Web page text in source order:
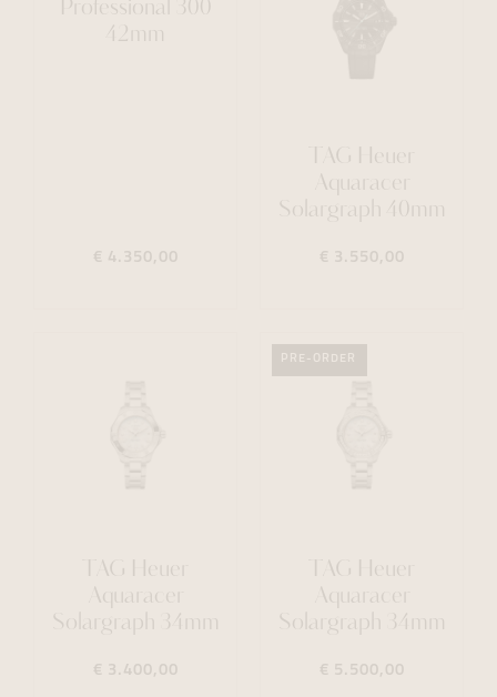
Professional 300
42mm
€ 4.350,00
TAG Heuer
Aquaracer
Solargraph 40mm
€ 3.550,00
TAG Heuer
Aquaracer
Solargraph 34mm
€ 3.400,00
PRE-ORDER
TAG Heuer
Aquaracer
Solargraph 34mm
€ 5.500,00